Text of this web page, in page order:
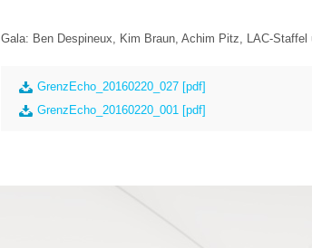
Gala: Ben Despineux, Kim Braun, Achim Pitz, LAC-
GrenzEcho_20160220_027 [pdf]
GrenzEcho_20160220_001 [pdf]